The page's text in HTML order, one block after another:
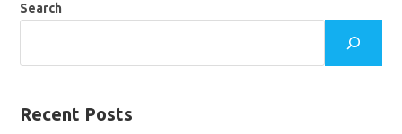
PAPER
Search
Recent Posts